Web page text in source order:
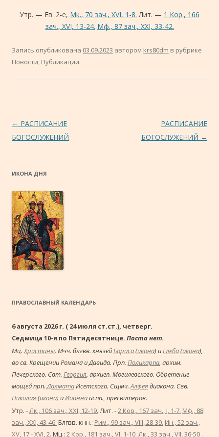
Утр. — Ев. 2-е, Мк., 70 зач., XVI, 1-8. Лит. — 1 Кор., 166
зач., XVI, 13-24. Мф., 87 зач., XXI, 33-42.
Запись опубликована 03.09.2023 автором krs80dm в рубрике
Новости, Публикации.
Навигация по записям
← РАСПИСАНИЕ
БОГОСЛУЖЕНИЙ
РАСПИСАНИЕ
БОГОСЛУЖЕНИЙ →
ИКОНА ДНЯ
ПРАВОСЛАВНЫЙ КАЛЕНДАРЬ
6 августа 2026 г. ( 24 июля ст.ст.), четверг.
Седмица 10-я по Пятидесятнице. Поста нет.
Мц.Христины. Мчч. блгвв. князейБориса(икона) иГлеба(икона),
во св. Крещении Романа и Давида. Прп. Поликарпа, архим.
Печерского. Свт. Георгия, архиеп. Могилевского. Обретение
мощей прп.ДалматаИсетского. Сщмч.Алфеядиакона. Свв.
Николая(икона) иИоаннаиспп., пресвитеров.
Утр. -Лк., 106 зач., XXI, 12-19. Лит. -2 Кор., 167 зач., I, 1-7. Мф., 88
зач., XXI, 43-46. Блгвв. кнн.: Рим., 99 зач., VIII, 28-39. Ин., 52 зач.,
XV, 17 - XVI, 2. Мц.: 2 Кор., 181 зач., VI, 1-10. Лк., 33 зач., VII, 36-50 .